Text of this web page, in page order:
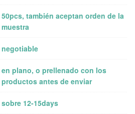
50pcs, también aceptan orden de la
muestra
negotiable
en plano, o prellenado con los
productos antes de enviar
sobre 12-15days